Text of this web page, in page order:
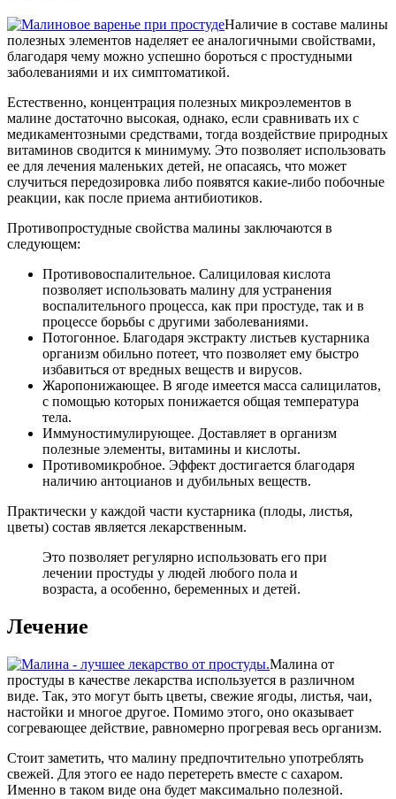
Наличие в составе малины
полезных элементов наделяет ее аналогичными свойствами,
благодаря чему можно успешно бороться с простудными
заболеваниями и их симптоматикой.
Естественно, концентрация полезных микроэлементов в
малине достаточно высокая, однако, если сравнивать их с
медикаментозными средствами, тогда воздействие природных
витаминов сводится к минимуму. Это позволяет использовать
ее для лечения маленьких детей, не опасаясь, что может
случиться передозировка либо появятся какие-либо побочные
реакции, как после приема антибиотиков.
Противопростудные свойства малины заключаются в
следующем:
Противовоспалительное. Салициловая кислота
позволяет использовать малину для устранения
воспалительного процесса, как при простуде, так и в
процессе борьбы с другими заболеваниями.
Потогонное. Благодаря экстракту листьев кустарника
организм обильно потеет, что позволяет ему быстро
избавиться от вредных веществ и вирусов.
Жаропонижающее. В ягоде имеется масса салицилатов,
с помощью которых понижается общая температура
тела.
Иммуностимулирующее. Доставляет в организм
полезные элементы, витамины и кислоты.
Противомикробное. Эффект достигается благодаря
наличию антоцианов и дубильных веществ.
Практически у каждой части кустарника (плоды, листья,
цветы) состав является лекарственным.
Это позволяет регулярно использовать его при
лечении простуды у людей любого пола и
возраста, а особенно, беременных и детей.
Лечение
Малина от
простуды в качестве лекарства используется в различном
виде. Так, это могут быть цветы, свежие ягоды, листья, чаи,
настойки и многое другое. Помимо этого, оно оказывает
согревающее действие, равномерно прогревая весь организм.
Стоит заметить, что малину предпочтительно употреблять
свежей. Для этого ее надо перетереть вместе с сахаром.
Именно в таком виде она будет максимально полезной.